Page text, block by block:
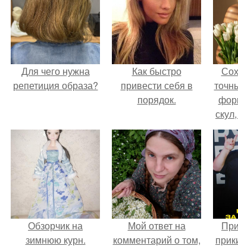
Для чего нужна
репетиция образа?
Как быстро
привести себя в
порядок.
Обзорчик на
зимнюю курн.
Мой ответ на
комментарий о том,